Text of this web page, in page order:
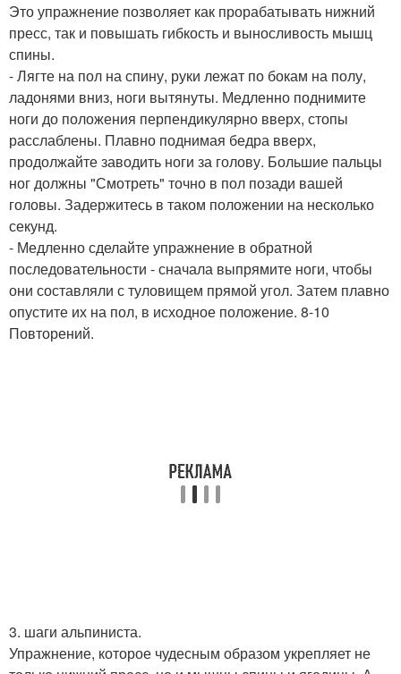
Это упражнение позволяет как прорабатывать нижний
пресс, так и повышать гибкость и выносливость мышц
спины.
- Лягте на пол на спину, руки лежат по бокам на полу,
ладонями вниз, ноги вытянуты. Медленно поднимите
ноги до положения перпендикулярно вверх, стопы
расслаблены. Плавно поднимая бедра вверх,
продолжайте заводить ноги за голову. Большие пальцы
ног должны "Смотреть" точно в пол позади вашей
головы. Задержитесь в таком положении на несколько
секунд.
- Медленно сделайте упражнение в обратной
последовательности - сначала выпрямите ноги, чтобы
они составляли с туловищем прямой угол. Затем плавно
опустите их на пол, в исходное положение. 8-10
Повторений.
3. шаги альпиниста.
Упражнение, которое чудесным образом укрепляет не